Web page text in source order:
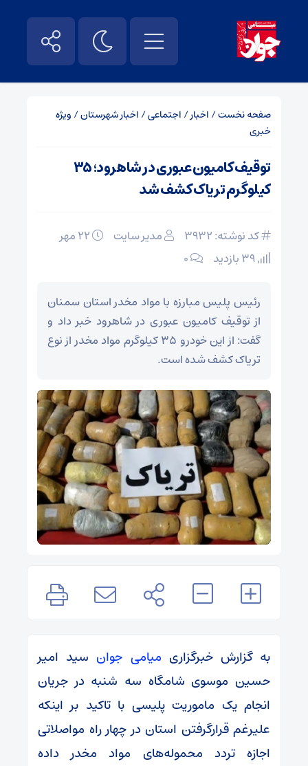
صفحه نخست/ اخبار/ اجتماعی/ اخبار شهرستان/ ویژه
خبری
توقیف کامیون عبوری در شاهرود؛ ۳۵
کیلوگرم تریاک کشف شد
کد نوشته: 3932 مدیر سایت
۰
رئیس پلیس مبارزه با مواد مخدر استان سمنان
از توقیف کامیون عبوری در شاهرود خبر داد و
گفت: از این خودرو ۳۵ کیلوگرم مواد مخدر از نوع
تریاک کشف شده است.
به گزارش خبرگزاری میامی جوانسید امیر
حسین موسوی شامگاه سه شنبه در جریان
انجام یک ماموریت پلیسی با تاکید بر اینکه
علیرغم قرارگرفتن استان در چهار راه مواصلاتی
اجازه تردد محموله‌های مواد مخدر داده